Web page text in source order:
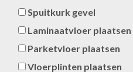
Spuitkurk gevel
Laminaatvloer plaatsen
Parketvloer plaatsen
Vloerplinten plaatsen